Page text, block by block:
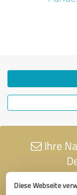
Diese Webseite
Ihre